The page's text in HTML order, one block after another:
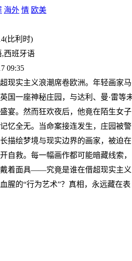
海外 情 欧美
比利时)
,西班牙语
09:35
现实主义浪潮席卷欧洲。年轻画家马
国一座神秘庄园，与达利、曼·雷等
宴。然而狂欢夜后，他竟在陌生女子
忆全无。当命案接连发生，庄园被警
描绘梦境与现实边界的画家，被迫在
自救。每一幅画作都可能暗藏线索，
着面具——究竟是谁在借超现实主义
腥的“行为艺术”？真相，永远藏在表